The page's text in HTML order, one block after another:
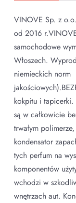
VINOVE Sp. z
od 2016
samochodowe
Włoszech.
niemieckich norm
kokpitu i
są w całkowicie
trwałym
kondensator
tych perfum na
komponentów
wchodzi w
wnętrzach aut.